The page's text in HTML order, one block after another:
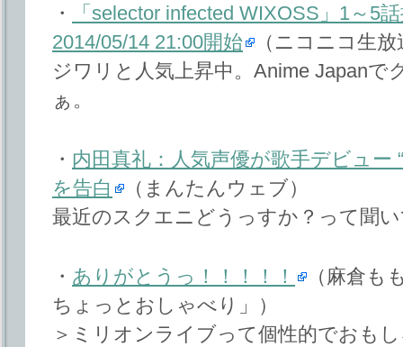
・
「selector infected WIXOSS」1～5
2014/05/14 21:00開始
（ニコニコ生放
ジワリと人気上昇中。Anime Japan
ぁ。
・ 内田真礼：人気声優が歌手デビュー
を告白
（まんたんウェブ）
最近のスクエニどうっすか？って聞
・ ありがとうっ！！！！！
（麻倉も
ちょっとおしゃべり」）
＞ミリオンライブって個性的でおも